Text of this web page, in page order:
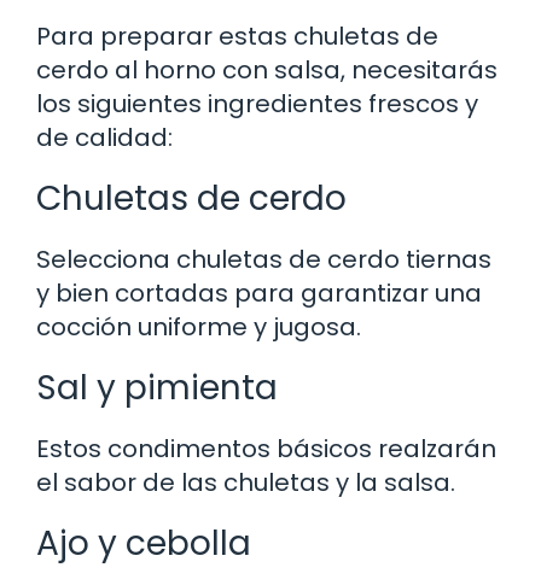
Para preparar estas chuletas de
cerdo al horno con salsa, necesitarás
los siguientes ingredientes frescos y
de calidad:
Chuletas de cerdo
Selecciona chuletas de cerdo tiernas
y bien cortadas para garantizar una
cocción uniforme y jugosa.
Sal y pimienta
Estos condimentos básicos realzarán
el sabor de las chuletas y la salsa.
Ajo y cebolla